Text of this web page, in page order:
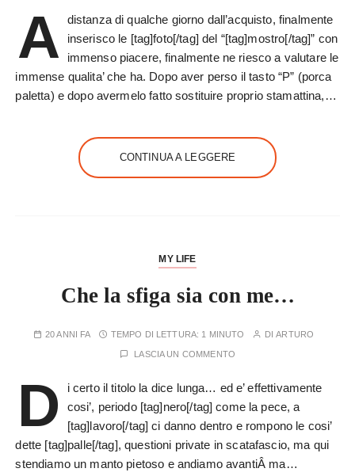
A
distanza di qualche giorno dall’acquisto, finalmente
inserisco le [tag]foto[/tag] del “[tag]mostro[/tag]” con
immenso piacere, finalmente ne riesco a valutare le
immense qualita’ che ha. Dopo aver perso il tasto “P” (porca
paletta) e dopo avermelo fatto sostituire proprio stamattina,…
CONTINUA A LEGGERE
MY LIFE
Che la sfiga sia con me…
20 ANNI FA TEMPO DI LETTURA: 1 MINUTO DIARTURO
LASCIA UN COMMENTO
D
i certo il titolo la dice lunga… ed e’ effettivamente
cosi’, periodo [tag]nero[/tag] come la pece, a
[tag]lavoro[/tag] ci danno dentro e rompono le cosi’
dette [tag]palle[/tag], questioni private in scatafascio, ma qui
stendiamo un manto pietoso e andiamo avantiÂ ma…